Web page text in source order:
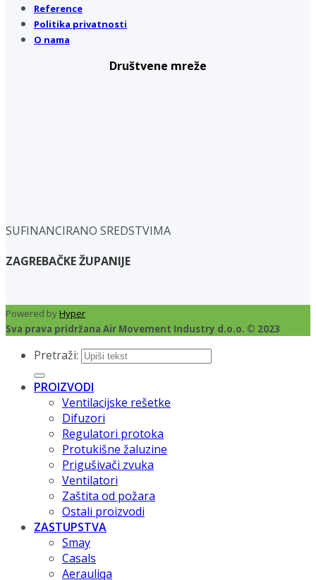
Reference
Politika privatnosti
O nama
Društvene mreže
SUFINANCIRANO SREDSTVIMA
ZAGREBAČKE ŽUPANIJE
Powered byHyper
Sva prava pridržana Air Movement Industry d.o.o. © 2023
Pretraži:
PROIZVODI
Ventilacijske rešetke
Difuzori
Regulatori protoka
Protukišne žaluzine
Prigušivači zvuka
Ventilatori
Zaštita od požara
Ostali proizvodi
ZASTUPSTVA
Smay
Casals
Aerauliqa